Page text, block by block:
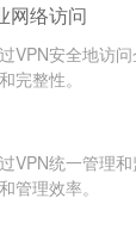
网络访问
VPN安全地访
完整性。
VPN统一管理
管理效率。